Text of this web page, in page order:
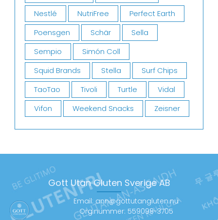
Nestlé
NutriFree
Perfect Earth
Poensgen
Schär
Sella
Sempio
Simón Coll
Squid Brands
Stella
Surf Chips
TaoTao
Tivoli Turtle
Vidal
Vifon
Weekend Snacks Zeisner
Gott Utan Gluten Sverige AB
Email: ann@gottutangluten.nu
Org.nummer: 559098-3705